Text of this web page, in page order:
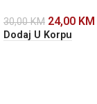
30,00KM 24,00 KM
Dodaj U Korpu